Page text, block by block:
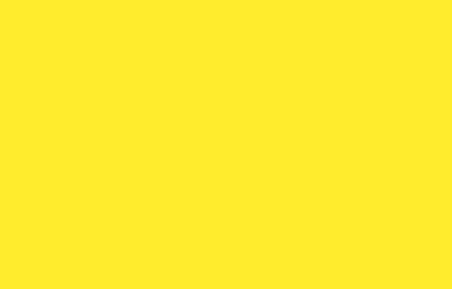
Vous êtes à la
Des cliniques